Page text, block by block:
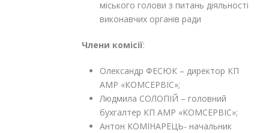
міського голови з питань діяльності
виконавчих органів ради
Члени комісії:
Олександр ФЕСЮК – директор КП
АМР «КОМСЕРВІС»;
Людмила СОЛОПІЙ – головний
бухгалтер КП АМР «КОМСЕРВІС»;
Антон КОМІНАРЕЦЬ- начальник